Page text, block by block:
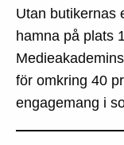
Utan butikernas
hamna på plats
för omkring 40
engagemang i